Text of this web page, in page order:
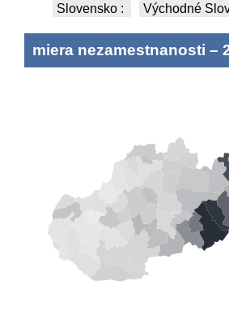
Slovensko : Východné
miera nezamestnanosti –